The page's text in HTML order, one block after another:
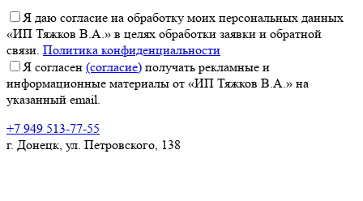
Я даю согласие на обработку моих персональных данных
«ИП Тяжков В.А.» в целях обработки заявки и обратной
связи. Политика конфиденциальности
Я согласен (согласие) получать рекламные и
информационные материалы от «ИП Тяжков В.А.» на
указанный email.
+7 949 513-77-55
г. Донецк, ул. Петровского, 138